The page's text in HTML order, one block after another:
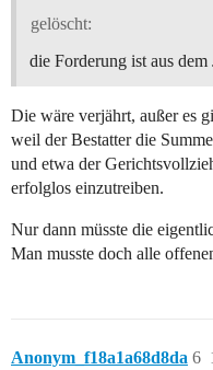
gelöscht:
die Forderung ist aus dem
Die wäre verjährt, außer es
weil der Bestatter die
und etwa der
erfolglos einzutreiben.
Nur dann müsste die
Man musste doch alle
Anonym_f18a1a68d8da 6